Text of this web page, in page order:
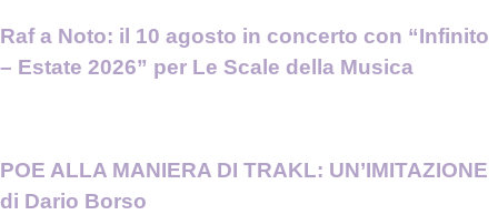
Raf a Noto: il 10 agosto in concerto con “Infinito
– Estate 2026” per Le Scale della Musica
POE ALLA MANIERA DI TRAKL: UN’IMITAZIONE
di Dario Borso